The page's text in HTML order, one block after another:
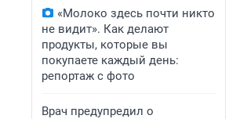
«Молоко здесь почти никто
не видит». Как делают
продукты, которые вы
покупаете каждый день:
репортаж с фото
Врач предупредил о